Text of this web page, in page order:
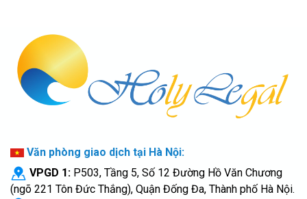
Văn phòng giao dịch tại Hà Nội:
VPGD 1: P503, Tầng 5, Số 12 Đường Hồ Văn Chương
(ngõ 221 Tôn Đức Thắng), Quận Đống Đa, Thành phố Hà Nội.